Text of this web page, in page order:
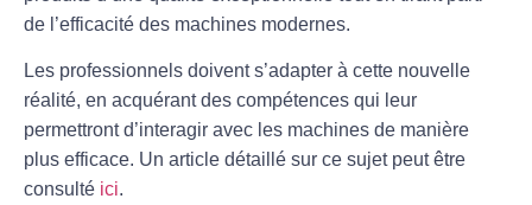
de l’efficacité des machines modernes.
Les professionnels doivent s’adapter à cette nouvelle
réalité, en acquérant des compétences qui leur
permettront d’interagir avec les machines de manière
plus efficace. Un article détaillé sur ce sujet peut être
consulté ici.